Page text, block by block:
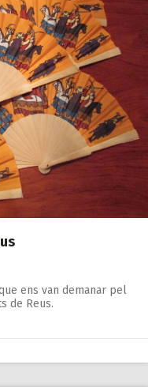
ens van demanar pel
de Reus.